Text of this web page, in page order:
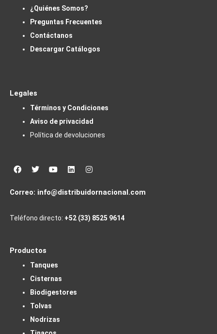
¿Quiénes Somos?
Preguntas Frecuentes
Contáctanos
Descargar Catálogos
Legales
Términos y Condiciones
Aviso de privacidad
Política de devoluciones
Facebook
TwitterYoutubeLinkedinInstagram
Correo: info@distribuidornacional.com
Teléfono directo: +52 (33) 8525 9614
Productos
Tanques
Cisternas
Biodigestores
Tolvas
Nodrizas